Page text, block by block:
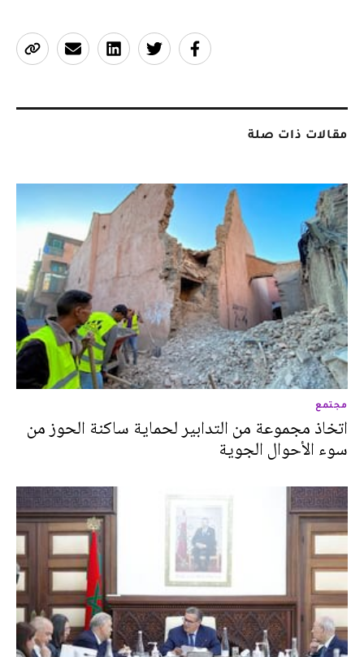
مقالات ذات صلة
مجتمع
اتخاذ مجموعة من التدابير لحماية ساكنة الحوز من
سوء الأحوال الجوية